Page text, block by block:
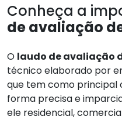
Conheça a
de avaliação
O laudo de avaliação
técnico elaborado por
que tem como principal
forma precisa e
ele residencial,